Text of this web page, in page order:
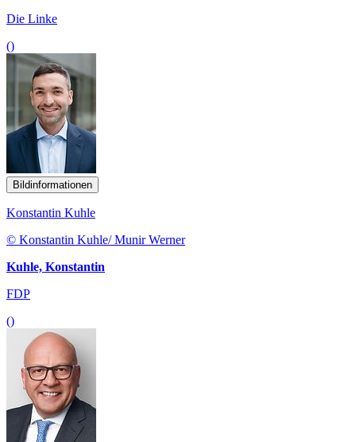
Die Linke
()
Bildinformationen
Konstantin Kuhle
© Konstantin Kuhle/ Munir Werner
Kuhle, Konstantin
FDP
()